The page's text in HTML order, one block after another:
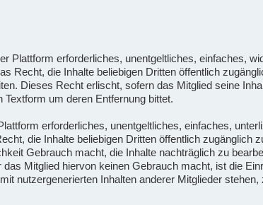
Plattform erforderliches, unentgeltliches, einfaches,
Recht, die Inhalte beliebigen Dritten öffentlich
Dieses Recht erlischt, sofern das Mitglied seine
um deren Entfernung bittet.
erforderliches, unentgeltliches, einfaches,
die Inhalte beliebigen Dritten öffentlich zugänglich
Gebrauch macht, die Inhalte nachträglich zu
Mitglied hiervon keinen Gebrauch macht, ist die
nutzergenerierten Inhalten anderer Mitglieder